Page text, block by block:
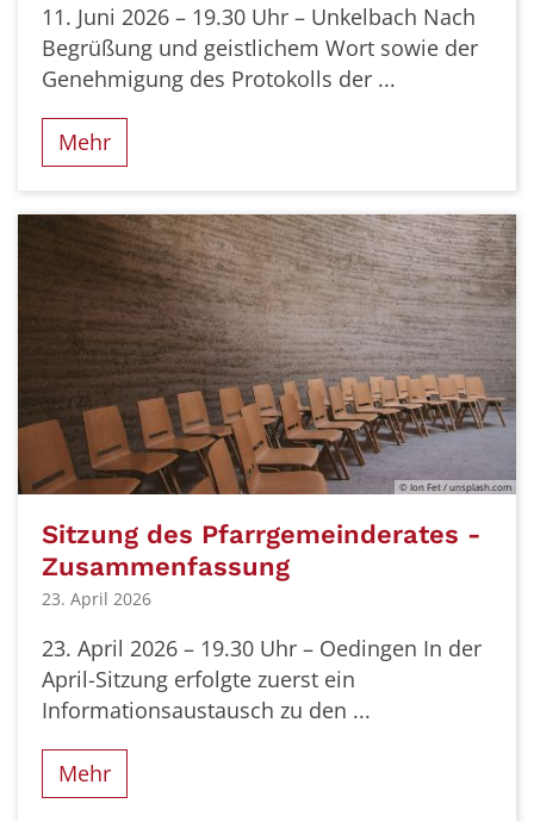
11. Juni 2026 – 19.30 Uhr – Unkelbach Nach
Begrüßung und geistlichem Wort sowie der
Genehmigung des Protokolls der ...
Mehr
© Ion Fet / unsplash.com
Sitzung des Pfarrgemeinderates -
Zusammenfassung
23. April 2026
23. April 2026 – 19.30 Uhr – Oedingen In der
April-Sitzung erfolgte zuerst ein
Informationsaustausch zu den ...
Mehr